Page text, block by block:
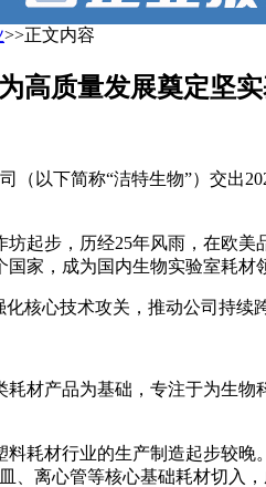
>>正文内容
高质量发展奠定坚
（以下简称“洁特生物”）交出
坊起步，历经25年风雨，在欧
家，成为国内生物实验室耗材
核心技术攻关，推动公司持
材产品为基础，专注于为生
耗材行业的生产制造起步较
、离心管等核心基础耗材切入，